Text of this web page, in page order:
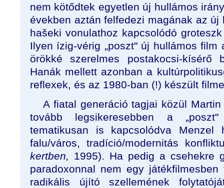
nem kötődtek egyetlen új hullámos
években aztán felfedezi magának az
hašeki vonulathoz kapcsolódó
Ilyen ízig-vérig „poszt" új hullámos film
örökké szerelmes postakocsi-kísérő
Hanák mellett azonban a
reflexek, és az 1980-ban (!) készült
A fiatal generáció tagjai közül
tovább legsikeresebben a
tematikusan is kapcsolódva Menzel
falu/város, tradíció/modernitás
kertben, 1995). Ha pedig a csehekre
paradoxonnal nem egy
radikális újító szellemének